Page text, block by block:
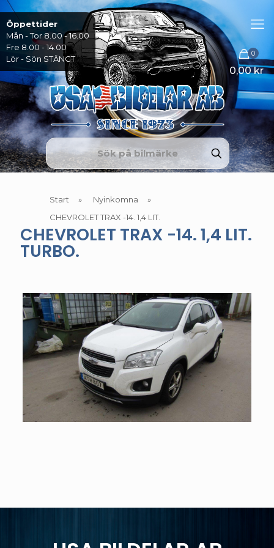
0
0,00 kr
Öppettider
Mån - Tor 8.00 - 16.00
Fre 8.00 - 14.00
Lör - Sön STÄNGT
Start » Nyinkomna
»
CHEVROLET TRAX -14. 1,4 LIT.
CHEVROLET TRAX -14. 1,4 LIT.
TURBO.